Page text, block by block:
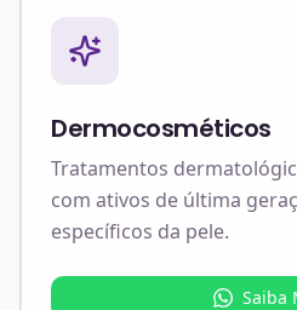
Dermocosméticos
Tratamentos
com ativos de última
específicos da pele.
Saiba